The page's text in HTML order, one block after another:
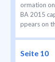
ormation
BA 2015
ppears on
Seite 10